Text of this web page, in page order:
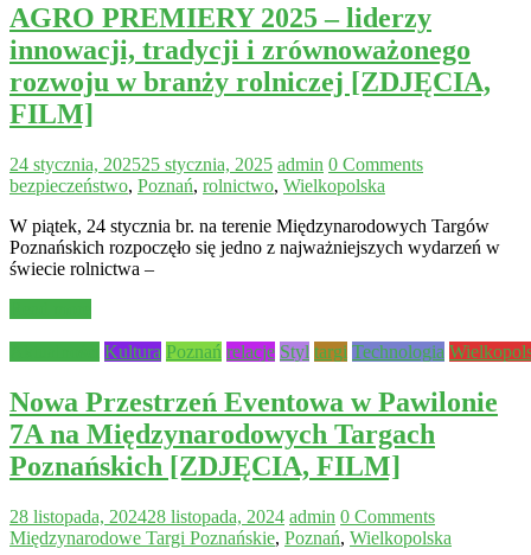
AGRO PREMIERY 2025 – liderzy
innowacji, tradycji i zrównoważonego
rozwoju w branży rolniczej [ZDJĘCIA,
FILM]
24 stycznia, 202525 stycznia, 2025 admin 0 Comments
bezpieczeństwo, Poznań, rolnictwo, Wielkopolska
W piątek, 24 stycznia br. na terenie Międzynarodowych Targów
Poznańskich rozpoczęło się jedno z najważniejszych wydarzeń w
świecie rolnictwa –
Kultura Poznań relacje Styl targi Technologia
Nowa Przestrzeń Eventowa w Pawilonie
7A na Międzynarodowych Targach
Poznańskich [ZDJĘCIA, FILM]
28 listopada, 202428 listopada, 2024 admin 0 Comments
Międzynarodowe Targi Poznańskie, Poznań, Wielkopolska